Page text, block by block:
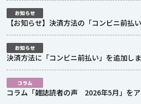
【お知らせ】決済方法の「コンビニ前払
決済方法に「コンビニ前払い」を追加しま
コラム「雑誌読者の声 2026年5月」をア